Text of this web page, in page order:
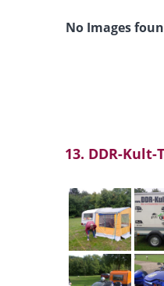
No Images
13. DDR-